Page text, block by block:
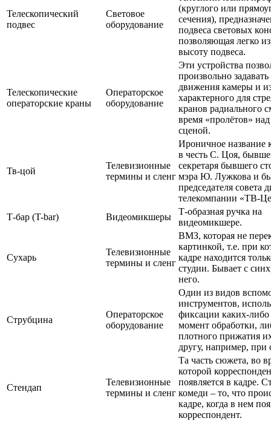
Телескопический
подвес
Световое
оборудование
(круглого или
сечения),
подвеса световых
позволяющая легко
высоту подвеса.
Телескопические
операторские краны
Операторское
оборудование
Эти устройства
произвольно
движения камеры и
характерного для
кранов радиального
время «пролётов»
сценой.
Тв-цой
Телевизионные
термины и сленг
Ироничное название
в честь С. Цоя,
секретаря бывшего
мэра Ю. Лужкова и
председателя совета
телекомпании «ТВ-
Т-бар (T-bar)
Видеомикшеры
Т-образная ручка на
видеомикшере.
Сухарь
Телевизионные
термины и сленг
ВМЗ, которая не
картинкой, т.е. при
кадре находится
студии. Бывает с
него.
Струбцина
Операторское
оборудование
Один из видов
инструментов,
фиксации каких-либо
момент обработки,
плотного прижатия
другу, например, при
Стендап
Телевизионные
термины и сленг
Та часть сюжета, во
которой
появляется в кадре.
комеди – то, что
кадре, когда в нем
корреспондент.